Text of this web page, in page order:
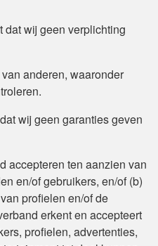
dat wij geen verplichting
anderen, waaronder
wij geen garanties geven
accepteren ten aanzien van
en/of gebruikers, en/of (b)
profielen en/of de
erkent en accepteert
profielen, advertenties,